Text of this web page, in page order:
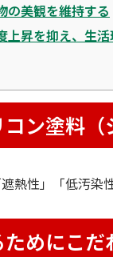
美観を維持する
昇を抑え、生活
ン塗料
熱性」「低汚
めにこ